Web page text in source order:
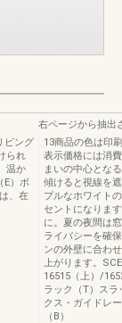
ビング
られ
温か
E）ボ
、在
右ページから抽出
13商品の色は印
表示価格には消
まいの中心とな
傾けると視線を
プルなホワイト
セントになりま
に。夏の夜間は
ライバシーを確
ンの外壁に合わ
上がります。
16515（上）/
ラック（T）スラ
クス・ガイドレ
（B）